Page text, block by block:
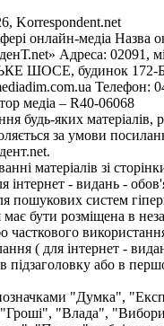
Korrespondent.net
онлайн-медіа Назва
Адреса: 02091,
ШОСЕ, будинок 172-Б,
Телефон:
медіа – R40-06068
будь-яких матеріалів,
за умови
матеріалів зі
інтернет - видань -
пошукових систем
бути розміщена в
часткового
( для інтернет -
підзаголовку або в
"Думка",
"Влада",